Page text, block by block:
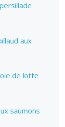
aux
de lotte
saumons